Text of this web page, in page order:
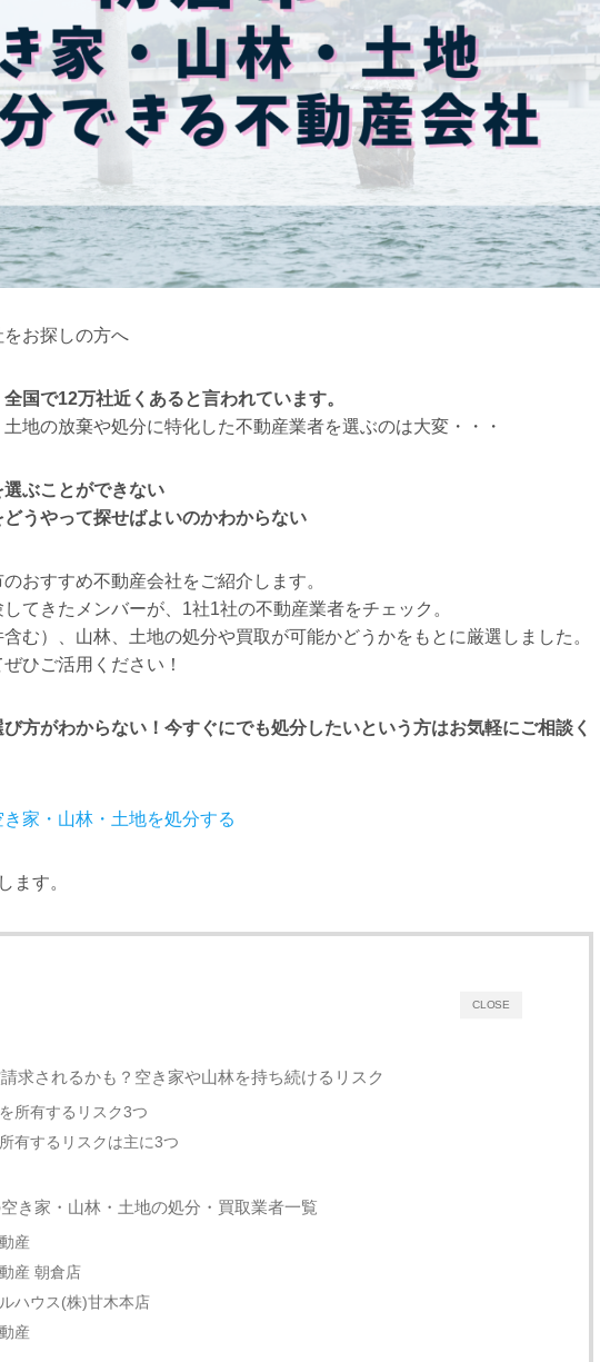
お探しの方へ
全国で12万社近くあると言われています。
地の放棄や処分に特化した不動産業者を選ぶのは大変・・・
選ぶことができない
どうやって探せばよいのかわからない
おすすめ不動産会社をご紹介します。
てきたメンバーが、1社1社の不動産業者をチェック。
む）、山林、土地の処分や買取が可能かどうかをもとに厳選しました。
ひご活用ください！
方がわからない！今すぐにでも処分したいという方はお気軽にご相談く
き家・山林・土地を処分する
ます。
CLOSE
求されるかも？空き家や山林を持ち続けるリスク
所有するリスク3つ
有するリスクは主に3つ
き家・山林・土地の処分・買取業者一覧
産
産 朝倉店
ハウス(株)甘木本店
産